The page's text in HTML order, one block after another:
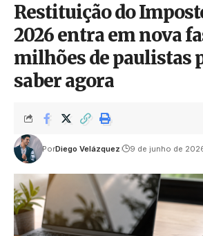
Restituição do
2026 entra em nova
milhões de paulistas
saber agora
PorDiego Velázquez 9 de junho de